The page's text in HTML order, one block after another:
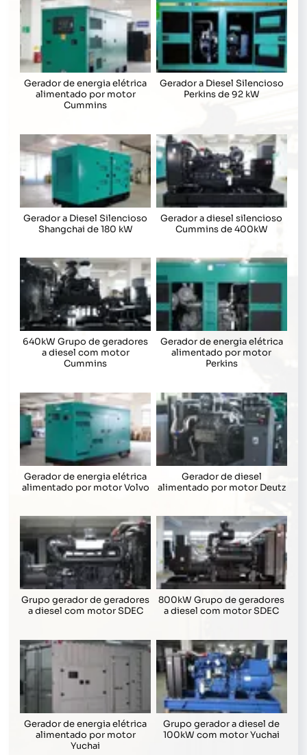
Gerador de energia elétrica
alimentado por motor
Cummins
Gerador a Diesel Silencioso
Perkins de 92 kW
Gerador a Diesel Silencioso
Shangchai de 180 kW
Gerador a diesel silencioso
Cummins de 400kW
640kW Grupo de geradores
a diesel com motor
Cummins
Gerador de energia elétrica
alimentado por motor
Perkins
Gerador de energia elétrica
alimentado por motor Volvo
Gerador de diesel
alimentado por motor Deutz
Grupo gerador de geradores
a diesel com motor SDEC
800kW Grupo de geradores
a diesel com motor SDEC
Gerador de energia elétrica
alimentado por motor
Yuchai
Grupo gerador a diesel de
100kW com motor Yuchai